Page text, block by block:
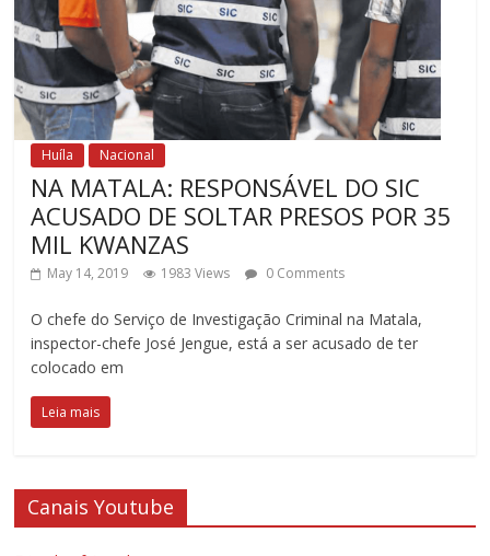
Huíla Nacional
NA MATALA: RESPONSÁVEL DO SIC
ACUSADO DE SOLTAR PRESOS POR 35
MIL KWANZAS
May 14, 2019 1983 Views 0 Comments
O chefe do Serviço de Investigação Criminal na Matala,
inspector-chefe José Jengue, está a ser acusado de ter
colocado em
Leia mais
Canais Youtube